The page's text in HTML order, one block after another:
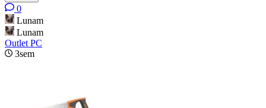
0
Lunam
Lunam
Outlet PC
3sem